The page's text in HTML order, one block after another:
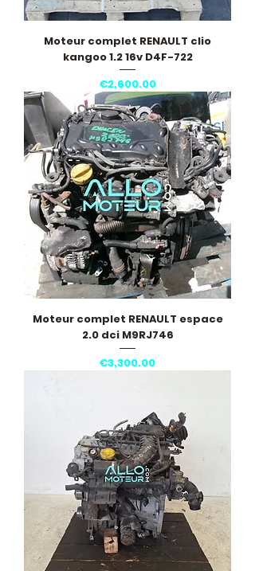
Moteur complet RENAULT clio
kangoo 1.2 16v D4F-722
Price
€2,600.00
Moteur complet RENAULT espace
2.0 dci M9RJ746
Price
€3,300.00